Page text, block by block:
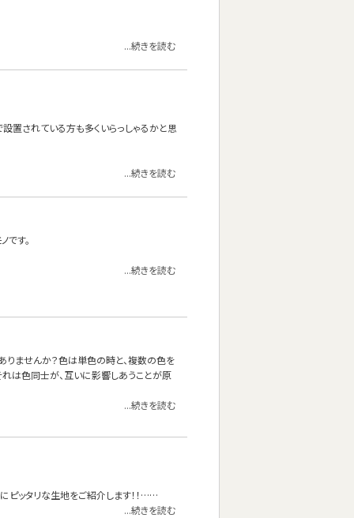
...続きを読む
置されている方も多くいらっしゃるかと思
...続きを読む
です。
...続きを読む
ませんか？色は単色の時と、複数の色を
は色同士が、互いに影響しあうことが原
...続きを読む
ピッタリな生地をご紹介します！！……
...続きを読む